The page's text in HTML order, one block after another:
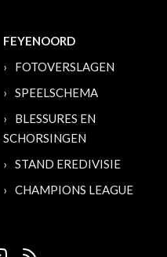
FEYENOORD
FOTOVERSLAGEN
SPEELSCHEMA
BLESSURES EN
SCHORSINGEN
STAND EREDIVISIE
CHAMPIONS LEAGUE